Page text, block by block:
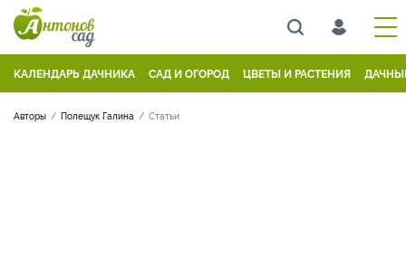
КАЛЕНДАРЬ ДАЧНИКА САД И ОГОРОД ЦВЕТЫ И РАСТЕНИЯ
Авторы Полещук Галина Статьи